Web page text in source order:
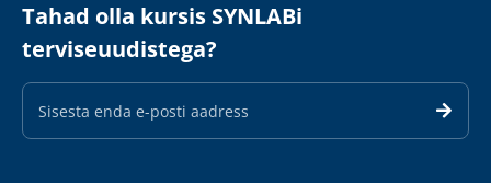
Tahad olla kursis SYNLABi
terviseuudistega?
E-
maili
aadress